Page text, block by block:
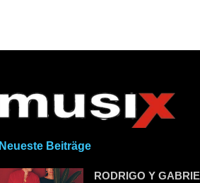
Neueste Beiträge
RODRIGO Y